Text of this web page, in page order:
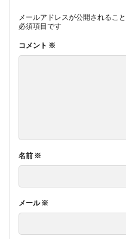
メールアドレスが公開されること
必須項目です
コメント ※
名前 ※
メール※